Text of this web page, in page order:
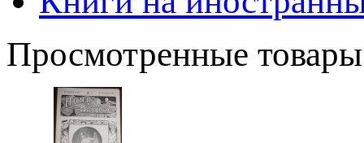
Просмотренные товары